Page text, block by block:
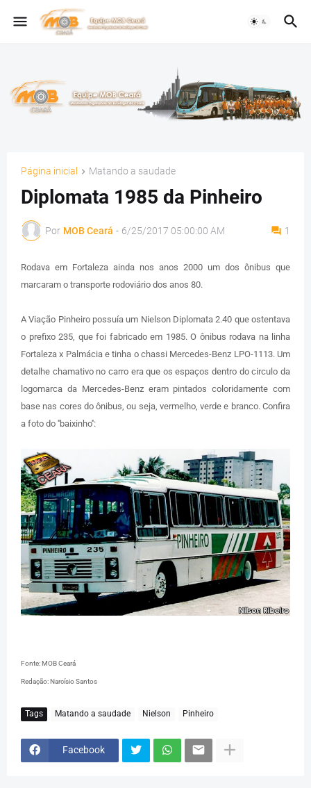
Página inicial Matando a saudade
Diplomata 1985 da Pinheiro
Por MOB Ceará - 6/25/2017 05:00:00 AM 1
Rodava em Fortaleza ainda nos anos 2000 um dos ônibus que
marcaram o transporte rodoviário dos anos 80.
A Viação Pinheiro possuía um Nielson Diplomata 2.40 que ostentava
o prefixo 235, que foi fabricado em 1985. O ônibus rodava na linha
Fortaleza x Palmácia e tinha o chassi Mercedes-Benz LPO-1113. Um
detalhe chamativo no carro era que os espaços dentro do circulo da
logomarca da Mercedes-Benz eram pintados coloridamente com
base nas cores do ônibus, ou seja, vermelho, verde e branco. Confira
a foto do ''baixinho'':
Fonte: MOB Ceará
Redação: Narcísio Santos
Tags Matando a saudade Nielson Pinheiro
Facebook